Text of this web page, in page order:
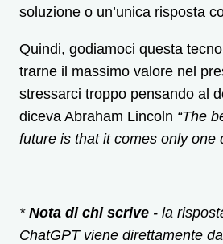
soluzione o un’unica risposta
Quindi, godiamoci questa
trarne il massimo valore nel
stressarci troppo pensando al
diceva Abraham Lincoln “The
future is that it comes only one
* Nota di chi scrive - la
ChatGPT viene direttamente